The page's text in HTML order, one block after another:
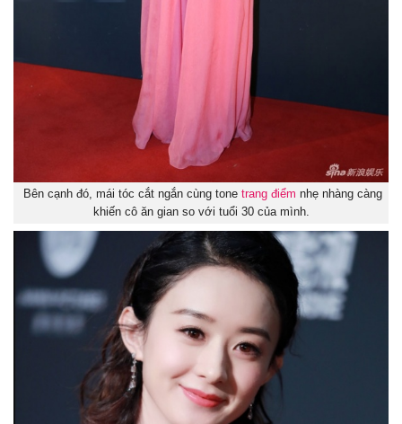
Bên cạnh đó, mái tóc cắt ngắn cùng tone trang điểm nhẹ nhàng càng
khiến cô ăn gian so với tuổi 30 của mình.